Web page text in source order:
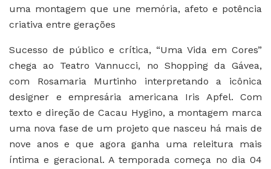
uma montagem que une memória, afeto e potência
criativa entre gerações
Sucesso de público e crítica, “Uma Vida em Cores”
chega ao Teatro Vannucci, no Shopping da Gávea,
com Rosamaria Murtinho interpretando a icônica
designer e empresária americana Iris Apfel. Com
texto e direção de Cacau Hygino, a montagem marca
uma nova fase de um projeto que nasceu há mais de
nove anos e que agora ganha uma releitura mais
íntima e geracional. A temporada começa no dia 04